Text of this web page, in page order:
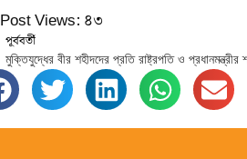
Post Views: ৪৩
পূর্ববর্তী
মুক্তিযুদ্ধের বীর শহীদদের প্রতি রাষ্ট্রপতি ও প্রধানমন্ত্রীর